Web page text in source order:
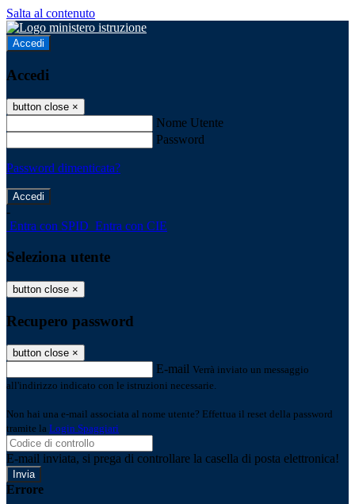
Salta al contenuto
Accedi
Accedi
button close ×
Nome Utente
Password
Password dimenticata?
-
Entra con SPID Entra con CIE
Seleziona utente
button close ×
Recupero password
button close ×
E-mail Verrà inviato un messaggio
all'indirizzo indicato con le istruzioni necessarie.
Non hai una e-mail associata al nome utente? Effettua il reset della password
tramite la Login Spaggiari
E-mail inviata, si prega di controllare la casella di posta elettronica!
Errore